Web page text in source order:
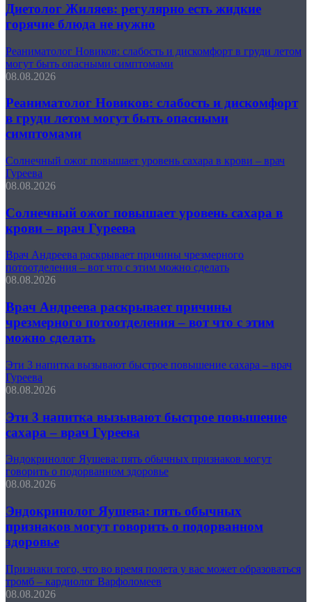
Диетолог Жиляев: регулярно есть жидкие
горячие блюда не нужно
Реаниматолог Новиков: слабость и дискомфорт в груди летом
могут быть опасными симптомами
08.08.2026
Реаниматолог Новиков: слабость и дискомфорт
в груди летом могут быть опасными
симптомами
Солнечный ожог повышает уровень сахара в крови – врач
Гуреева
08.08.2026
Солнечный ожог повышает уровень сахара в
крови – врач Гуреева
Врач Андреева раскрывает причины чрезмерного
потоотделения – вот что с этим можно сделать
08.08.2026
Врач Андреева раскрывает причины
чрезмерного потоотделения – вот что с этим
можно сделать
Эти 3 напитка вызывают быстрое повышение сахара – врач
Гуреева
08.08.2026
Эти 3 напитка вызывают быстрое повышение
сахара – врач Гуреева
Эндокринолог Яушева: пять обычных признаков могут
говорить о подорванном здоровье
08.08.2026
Эндокринолог Яушева: пять обычных
признаков могут говорить о подорванном
здоровье
Признаки того, что во время полета у вас может образоваться
тромб – кардиолог Варфоломеев
08.08.2026